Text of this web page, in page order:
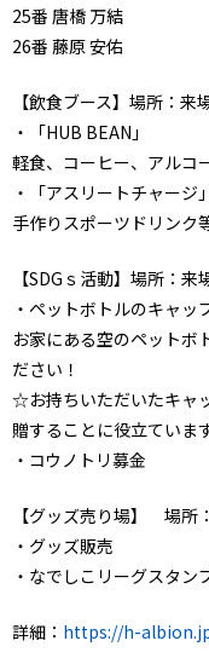
25番 唐橋 万結
26番 藤原 安佑
【飲食ブース】場所：来
・「HUB BEAN」
軽食、コーヒー、アルコ
・「アスリートチャージ」
手作りスポーツドリンク
【SDGｓ活動】場所：来
・ペットボトルのキャッ
お家にある空のペットボ
ださい！
☆お持ちいただいたキャ
贈することに役立てい
・コウノトリ募金
【グッズ売り場】 場所
・グッズ販売
・なでしこリーグスタン
詳細： https://h-